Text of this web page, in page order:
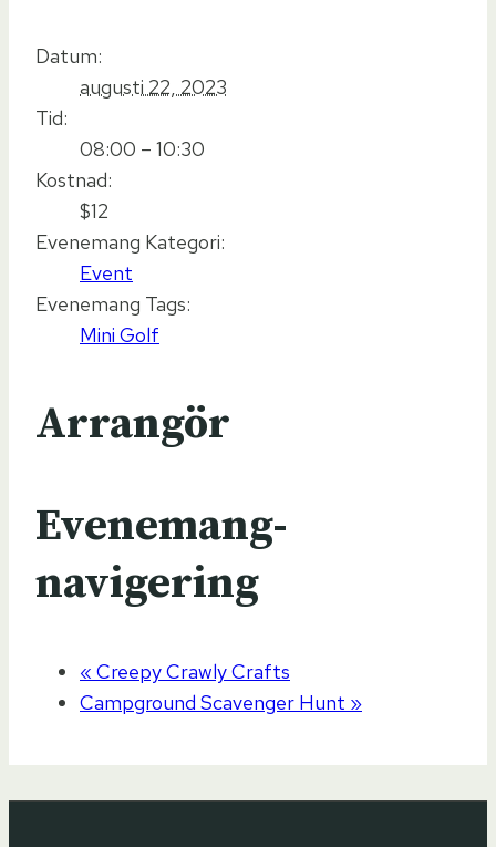
Datum:
augusti 22, 2023
Tid:
08:00 – 10:30
Kostnad:
$12
Evenemang Kategori:
Event
Evenemang Tags:
Mini Golf
Arrangör
Evenemang-
navigering
« Creepy Crawly Crafts
Campground Scavenger Hunt »